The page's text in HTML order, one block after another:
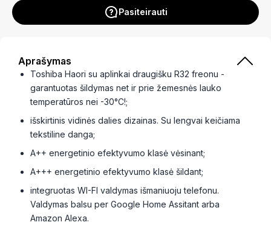
Pasiteirauti
Aprašymas
Toshiba Haori su aplinkai draugišku R32 freonu -
garantuotas šildymas net ir prie žemesnės lauko
temperatūros nei -30°C!;
išskirtinis vidinės dalies dizainas. Su lengvai keičiama
tekstiline danga;
A++ energetinio efektyvumo klasė vėsinant;
A+++ energetinio efektyvumo klasė šildant;
integruotas WI-FI valdymas išmaniuoju telefonu.
Valdymas balsu per Google Home Assitant arba
Amazon Alexa.